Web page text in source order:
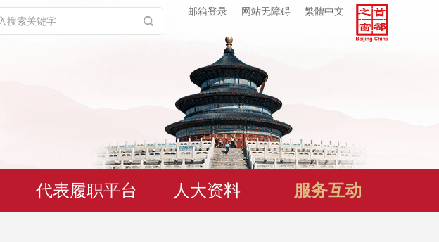
邮箱登录 网站无障碍 繁體中文
代表履职平台 人大资料 服务互动